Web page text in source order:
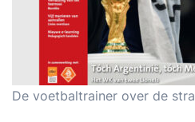
De voetbaltrainer over de